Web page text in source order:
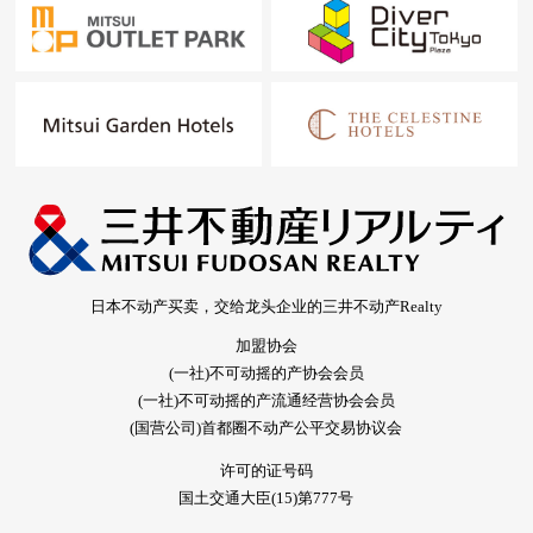
日本不动产买卖，交给龙头企业的三井不动产Realty
加盟协会
(一社)不可动摇的产协会会员
(一社)不可动摇的产流通经营协会会员
(国营公司)首都圈不动产公平交易协议会
许可的证号码
国土交通大臣(15)第777号